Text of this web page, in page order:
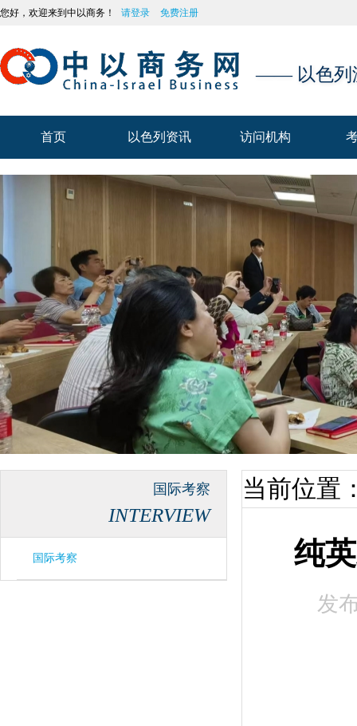
您好，欢迎来到中以商务！ 请登录 免费注册
—— 以色列
首页 以色列资讯
以色列资讯
访问机构
访问机构
国际考察
INTERVIEW
国际考察
当前位置
纯
发